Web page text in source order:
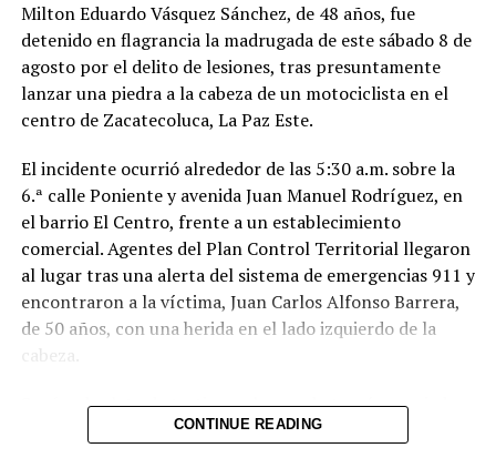
Milton Eduardo Vásquez Sánchez, de 48 años, fue
detenido en flagrancia la madrugada de este sábado 8 de
agosto por el delito de lesiones, tras presuntamente
lanzar una piedra a la cabeza de un motociclista en el
centro de Zacatecoluca, La Paz Este.
El incidente ocurrió alrededor de las 5:30 a.m. sobre la
6.ª calle Poniente y avenida Juan Manuel Rodríguez, en
el barrio El Centro, frente a un establecimiento
comercial. Agentes del Plan Control Territorial llegaron
al lugar tras una alerta del sistema de emergencias 911 y
encontraron a la víctima, Juan Carlos Alfonso Barrera,
de 50 años, con una herida en el lado izquierdo de la
cabeza.
Según el relato de testigos, el acusado tomó una piedra
y la lanzó directamente contra la cabeza del
CONTINUE READING